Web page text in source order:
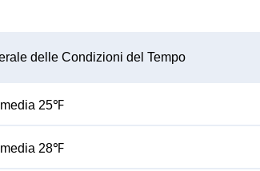
delle Condizioni del Tempo
25℉
28℉